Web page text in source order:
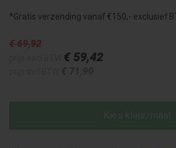
*Gratis verzending vanaf €150,- exclusief
€ 69,92
€ 59,42